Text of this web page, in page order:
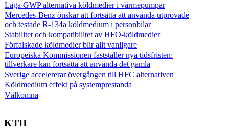
Låga GWP alternativa köldmedier i värmepumpar
Mercedes-Benz önskar att fortsätta att använda utprovade
och testade R-134a köldmedium i personbilar
Stabilitet och kompatibilitet av HFO-köldmedier
Förfalskade köldmedier blir allt vanligare
Europeiska Kommissionen fastställer nya tidsfristen:
tillverkare kan fortsätta att använda det gamla
Sverige accelererar övergången till HFC alternativen
Köldmedium effekt på systemprestanda
Välkomna
KTH